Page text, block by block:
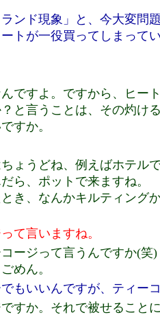
ランド現象」と、今大変
トが一役買ってしまって
ですよ。ですから、ヒー
と言うことは、その灼け
すか。
ょうどね、例えばホテル
ら、ポットで来ますね。
き、なんかキルティング
て言いますね。
ージって言うんですか(笑)
めん。
もいいんですが、ティー
すか。それで被せること